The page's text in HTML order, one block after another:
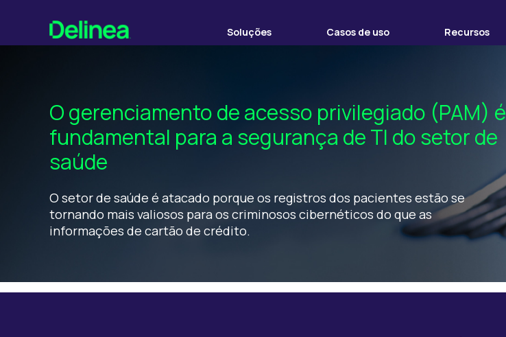
Soluções Casos de uso Recursos
O gerenciamento de acesso privilegiado (PAM) é
fundamental para a segurança de TI do setor de
saúde
O setor de saúde é atacado porque os registros dos pacientes estão se
tornando mais valiosos para os criminosos cibernéticos do que as
informações de cartão de crédito.